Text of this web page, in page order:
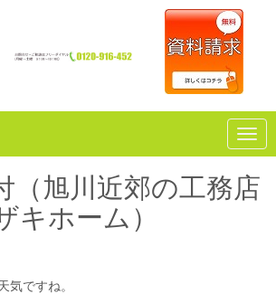
N
a
i
g
（旭川近郊の工務店
キホーム）
気ですね。